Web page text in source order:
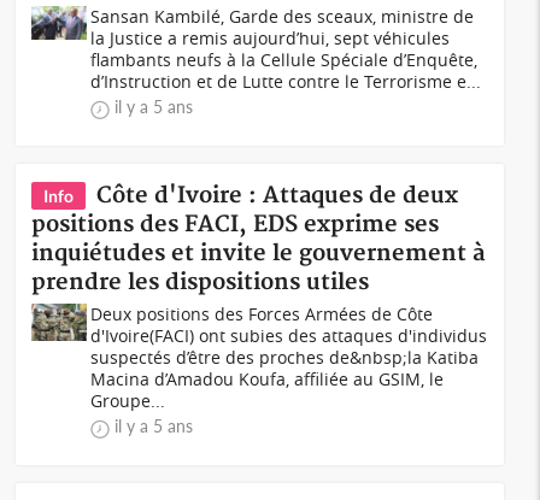
Sansan Kambilé, Garde des sceaux, ministre de
la Justice a remis aujourd’hui, sept véhicules
flambants neufs à la Cellule Spéciale d’Enquête,
d’Instruction et de Lutte contre le Terrorisme e...
il y a 5 ans
Info
Côte d'Ivoire : Attaques de deux
positions des FACI, EDS exprime ses
inquiétudes et invite le gouvernement à
prendre les dispositions utiles
Deux positions des Forces Armées de Côte
d'Ivoire(FACI) ont subies des attaques d'individus
suspectés d’être des proches de&nbsp;la Katiba
Macina d’Amadou Koufa, affiliée au GSIM, le
Groupe...
il y a 5 ans